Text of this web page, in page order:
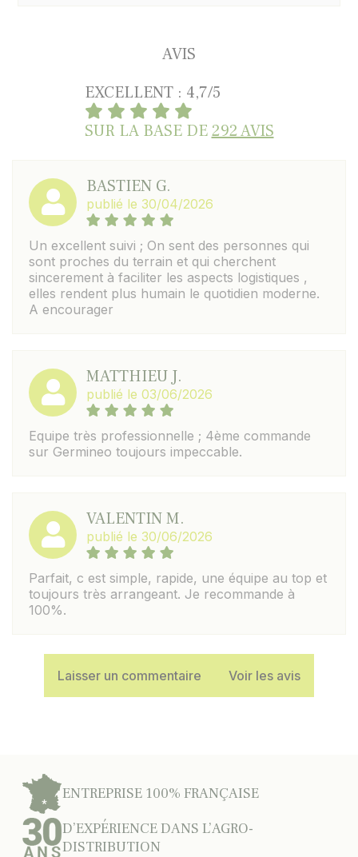
AVIS
EXCELLENT : 4,7/5
SUR LA BASE DE292 AVIS
BASTIEN G.
publié le 30/04/2026
Un excellent suivi ; On sent des personnes qui
sont proches du terrain et qui cherchent
sincerement à faciliter les aspects logistiques ,
elles rendent plus humain le quotidien moderne.
A encourager
MATTHIEU J.
publié le 03/06/2026
Equipe très professionnelle ; 4ème commande
sur Germineo toujours impeccable.
VALENTIN M.
publié le 30/06/2026
Parfait, c est simple, rapide, une équipe au top et
toujours très arrangeant. Je recommande à
100%.
Laisser un commentaire Voir les avis
ENTREPRISE 100% FRANÇAISE
D’EXPÉRIENCE DANS L’AGRO-
DISTRIBUTION